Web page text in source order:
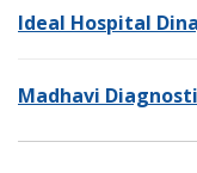
Ideal Hospital
Madhavi